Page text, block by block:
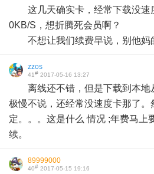
这几天确实卡，经常下载没速
0KB/S，想折腾死会员啊？
不想让我们续费早说，别他妈
zzos
41# 2017-05-16 13:27
离线还不错，但是下载到本
极慢不说，还经常没速度卡那了
定。。。这是什么 情况 ;年费马上
续。
89999000
40# 2017-05-15 19:16